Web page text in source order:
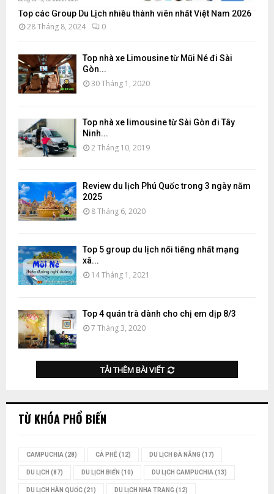
Top các Group Du Lịch nhiều thành viên nhất Việt Nam 2026
28 Tháng 8, 2024 0
Top nhà xe Limousine từ Mũi Né đi Sài
Gòn...
30 Tháng 1, 2020
Top nhà xe limousine từ Sài Gòn đi Tây
Ninh...
2 Tháng 10, 2019
Review du lịch Phú Quốc trong 3 ngày năm
2025
8 Tháng 6, 2020
Top 5 group du lịch nổi tiếng nhất mạng
xã...
14 Tháng 1, 2021
Top 4 quán trà dành cho chị em dịp 8/3
7 Tháng 3, 2020
TẢI THÊM BÀI VIẾT
TỪ KHÓA PHỔ BIẾN
CAMPUCHIA (28) CÀ PHÊ(12) DU LỊCH ĐÀ NẴNG (17)
DU LỊCH (87) DU LỊCH BIỂN (10) DU LỊCH CAMPUCHIA (13)
DU LỊCH HÀN QUỐC(21) DU LỊCH NHA TRANG (12)